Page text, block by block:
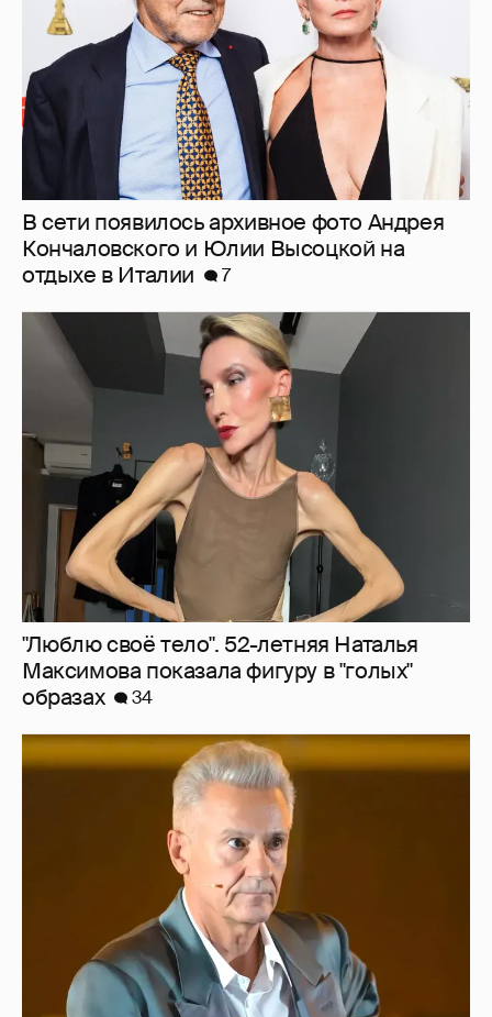
"Люблю своё тело". 52-летняя Наталья
Максимова показала фигуру в "голых"
"Сломанные судьбы". Олег Меньшиков
призвал закрыть неэффективные
театральные вузы в России